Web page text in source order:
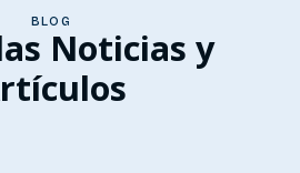
BLOG
Noticias y